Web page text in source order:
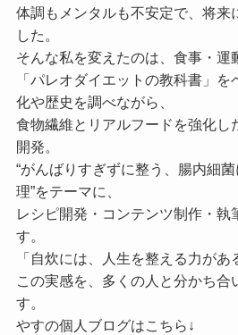
体調もメンタルも不安定で、将来
した。
そんな私を変えたのは、食事・運
「パレオダイエットの教科書」
化や歴史を調べながら、
食物繊維とリアルフードを強化し
開発。
“がんばりすぎずに整う、腸内細
理”をテーマに、
レシピ開発・コンテンツ制作・執
す。
「自炊には、人生を整える力があ
この実感を、多くの人と分かち合
す。
やすの個人ブログはこちら↓